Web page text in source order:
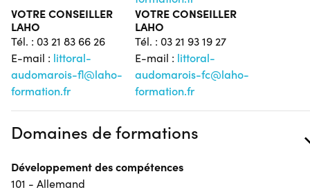
VOTRE CONSEILLER
LAHO
Tél. : 03 21 83 66 26
E-mail : littoral-
audomarois-fl@laho-
formation.fr
VOTRE CONSEILLER
LAHO
Tél. : 03 21 93 19 27
E-mail : littoral-
audomarois-fc@laho-
formation.fr
Domaines de formations
Développement des compétences
101 - Allemand